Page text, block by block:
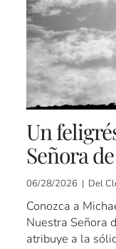
Un
Señora
06/28/2026 | Del
Conozca a
Nuestra Señora
atribuye a la